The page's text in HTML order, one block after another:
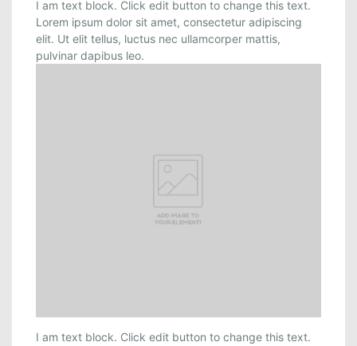
I am text block. Click edit button to change this text.
Lorem ipsum dolor sit amet, consectetur adipiscing
elit. Ut elit tellus, luctus nec ullamcorper mattis,
pulvinar dapibus leo.
I am text block. Click edit button to change this text.